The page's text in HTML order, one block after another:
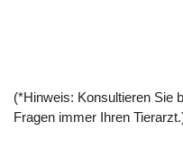
(*Hinweis: Konsultieren Sie
Fragen immer Ihren